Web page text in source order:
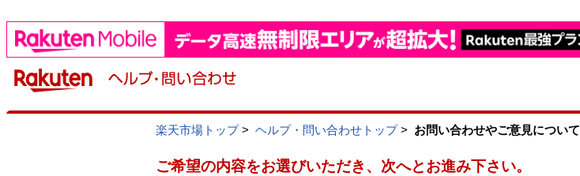
楽天市場トップ> ヘルプ・問い合わせトップ> お問い合わせやご意見について
ご希望の内容をお選びいただき、次へとお進み下さい。